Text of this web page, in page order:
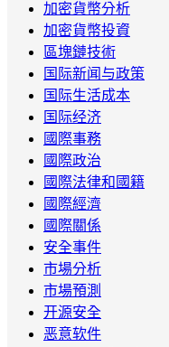
加密貨幣分析
加密貨幣投資
區塊鏈技術
国际新闻与政策
国际生活成本
国际经济
國際事務
國際政治
國際法律和國籍
國際經濟
國際關係
安全事件
市場分析
市場預測
开源安全
恶意软件